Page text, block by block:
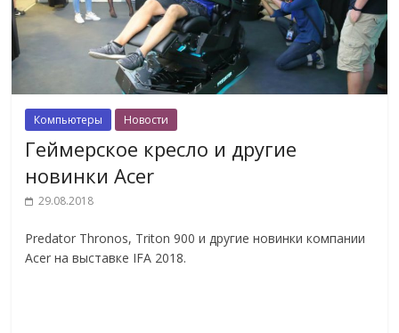
Компьютеры Новости
Геймерское кресло и другие
новинки Acer
29.08.2018
Predator Thronos, Triton 900 и другие новинки компании
Acer на выставке IFA 2018.